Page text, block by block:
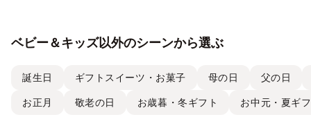
ベビー＆キッズ以外のシーンから選ぶ
誕生日 ギフトスイーツ・お菓子 母の日 父の日
お正月 敬老の日 お歳暮・冬ギフト お中元・夏ギ